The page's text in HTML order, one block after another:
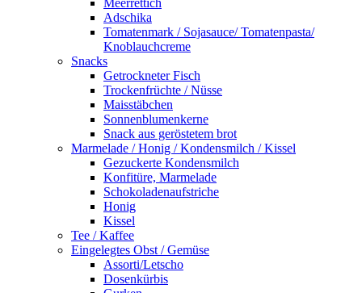
Meerrettich
Adschika
Tomatenmark / Sojasauce/ Tomatenpasta/
Knoblauchcreme
Snacks
Getrockneter Fisch
Trockenfrüchte / Nüsse
Maisstäbchen
Sonnenblumenkerne
Snack aus geröstetem brot
Marmelade / Honig / Kondensmilch / Kissel
Gezuckerte Kondensmilch
Konfitüre, Marmelade
Schokoladenaufstriche
Honig
Kissel
Tee / Kaffee
Eingelegtes Obst / Gemüse
Assorti/Letscho
Dosenkürbis